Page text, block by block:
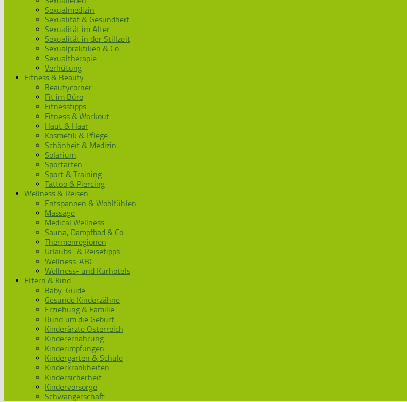
Sexualmedizin
Sexualität & Gesundheit
Sexualität im Alter
Sexualität in der Stillzeit
Sexualpraktiken & Co.
Sexualtherapie
Verhütung
Fitness & Beauty
Beautycorner
Fit im Büro
Fitnesstipps
Fitness & Workout
Haut & Haar
Kosmetik & Pflege
Schönheit & Medizin
Solarium
Sportarten
Sport & Training
Tattoo & Piercing
Wellness & Reisen
Entspannen & Wohlfühlen
Massage
Medical Wellness
Sauna, Dampfbad & Co.
Thermenregionen
Urlaubs- & Reisetipps
Wellness-ABC
Wellness- und Kurhotels
Eltern & Kind
Baby-Guide
Gesunde Kinderzähne
Erziehung & Familie
Rund um die Geburt
Kinderärzte Österreich
Kinderernährung
Kinderimpfungen
Kindergarten & Schule
Kinderkrankheiten
Kindersicherheit
Kindervorsorge
Schwangerschaft